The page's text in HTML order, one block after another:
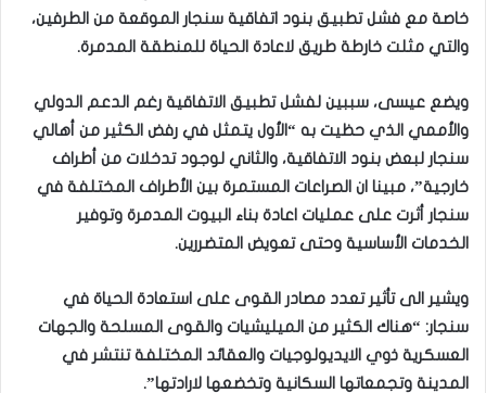
خاصة مع فشل تطبيق بنود اتفاقية سنجار الموقعة من الطرفين،
والتي مثلت خارطة طريق لاعادة الحياة للمنطقة المدمرة.
ويضع عيسى، سببين لفشل تطبيق الاتفاقية رغم الدعم الدولي
والأممي الذي حظيت به “الأول يتمثل في رفض الكثير من أهالي
سنجار لبعض بنود الاتفاقية، والثاني لوجود تدخلات من أطراف
خارجية”، مبينا ان الصراعات المستمرة بين الأطراف المختلفة في
سنجار أثرت على عمليات اعادة بناء البيوت المدمرة وتوفير
الخدمات الأساسية وحتى تعويض المتضررين.
ويشير الى تأثير تعدد مصادر القوى على استعادة الحياة في
سنجار: “هناك الكثير من الميليشيات والقوى المسلحة والجهات
العسكرية ذوي الايديولوجيات والعقائد المختلفة تنتشر في
المدينة وتجمعاتها السكانية وتخضعها لارادتها”.